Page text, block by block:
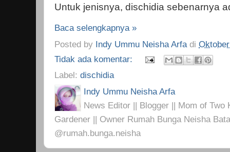
Untuk jenisnya, dischidia sebenarnya
Baca selengkapnya »
Posted by Indy Ummu Neisha Arfa di
Tidak ada komentar:
Label: dischidia
Indy Ummu Neisha Arfa
News Editor || Blogger || Mom of Two
Gardener || Owner Rumah Bunga Neisha
@rumah.bunga.neisha